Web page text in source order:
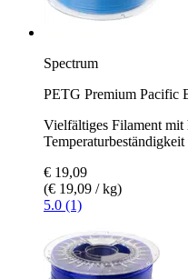
Spectrum
PETG Premium Pacific
Vielfältiges Filament mit
Temperaturbeständigkeit
€ 19,09
(€ 19,09 / kg)
5.0 (1)